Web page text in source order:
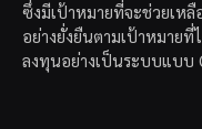
ซึ่งมีเป้าหมายที่จะช่วยเห
อย่างยั่งยืนตามเป้าหมาย
ลงทุนอย่างเป็นระบบแบบ